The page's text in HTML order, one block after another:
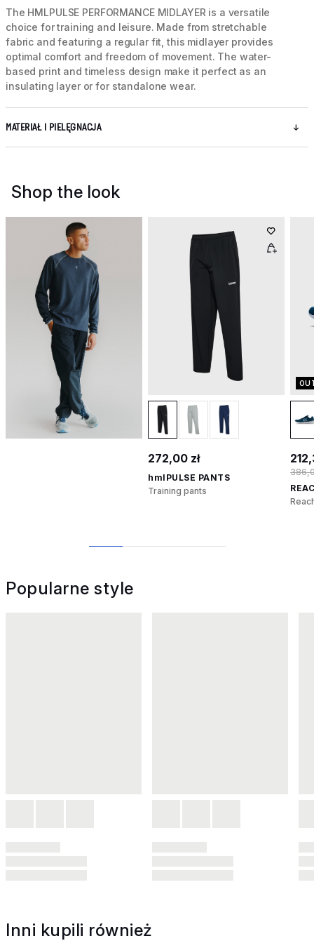
The HMLPULSE PERFORMANCE MIDLAYER is a versatile
choice for training and leisure. Made from stretchable
fabric and featuring a regular fit, this midlayer provides
optimal comfort and freedom of movement. The water-
based print and timeless design make it perfect as an
insulating layer or for standalone wear.
MATERIAŁ I PIELĘGNACJA
Shop the look
272,00 zł
hmlPULSE PANTS
Training pants
Popularne style
Inni kupili również